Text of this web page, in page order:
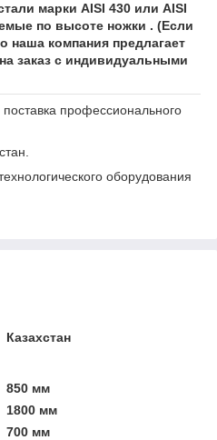
марки AISI 430 или AISI
по высоте ножки . (Если
наша компания предлагает
заказ с индивидуальными
профессионального
оборудования
Казахстан
850 мм
1800 мм
700 мм